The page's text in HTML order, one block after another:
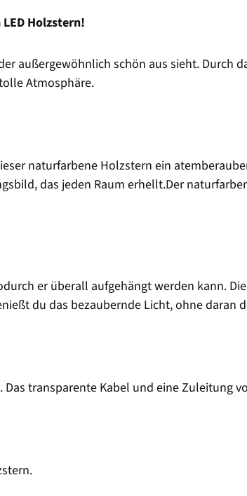
Holzstern!
außergewöhnlich schön aus sieht.
Atmosphäre.
naturfarbene Holzstern ein
das jeden Raum erhellt.Der
er überall aufgehängt werden kann.
du das bezaubernde Licht, ohne daran
transparente Kabel und eine Zuleitung